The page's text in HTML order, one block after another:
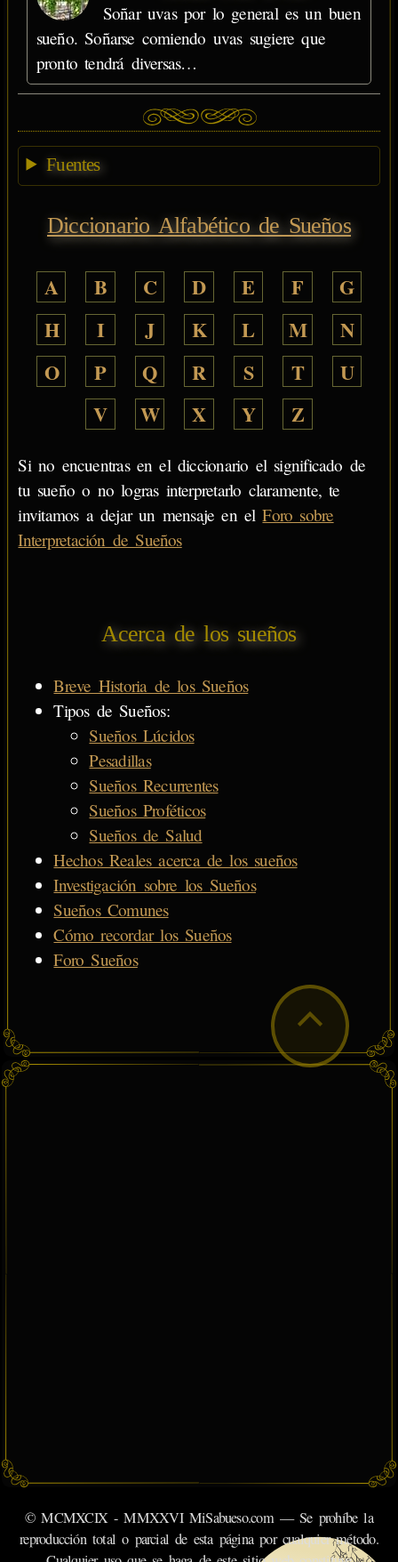
Soñar uvas por lo general es un buen
sueño. Soñarse comiendo uvas sugiere que
pronto tendrá diversas…
Fuentes
Diccionario Alfabético de Sueños
A B C D E F
G
H
I J K L M
N
O
P Q R S T
U
V
W X Y Z
Si no encuentras en el diccionario el significado de
tu sueño o no logras interpretarlo claramente, te
invitamos a dejar un mensaje en elForo sobre
Interpretación de Sueños
Acerca de los sueños
Breve Historia de los Sueños
Tipos de Sueños:
Sueños Lúcidos
Pesadillas
Sueños Recurrentes
Sueños Proféticos
Sueños de Salud
Hechos Reales acerca de los sueños
Investigación sobre los Sueños
Sueños Comunes
Cómo recordar los Sueños
Foro Sueños
© MCMXCIX - MMXXVI MiSabueso.com — Se prohíbe la
reproducción total o parcial de esta página por cualquier método.